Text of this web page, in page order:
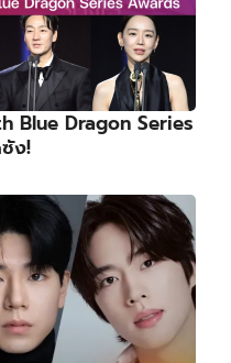
Blue Dragon Series
ง!